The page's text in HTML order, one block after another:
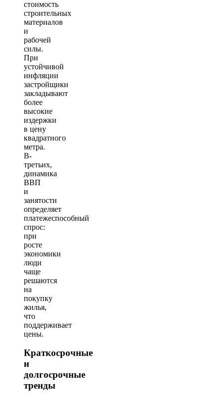
стоимость
строительных
материалов
и
рабочей
силы.
При
устойчивой
инфляции
застройщики
закладывают
более
высокие
издержки
в цену
квадратного
метра.
В-
третьих,
динамика
ВВП
и
занятости
определяет
платежеспособный
спрос:
при
росте
экономики
люди
чаще
решаются
на
покупку
жилья,
что
поддерживает
цены.
Краткосрочные
и
долгосрочные
тренды